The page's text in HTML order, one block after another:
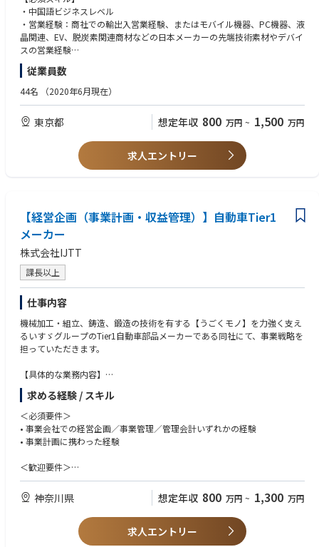
・中国語ビジネスレベル
・営業経験：商社での輸出入営業経験、またはモバイル機器、PC機器、液
晶関連、EV、脱炭素関連商材などの日本メーカーの先端技術素材やデバイ
スの営業経験
・マネジメント経験：部下の管理経験
【歓迎スキル】
・企画提案経験 ：新規ビジネスの企画、提案、実践経験
・多言語スキル ：英語、韓国語
従業員数
44名 （2020年6月現在）
東京都 想定年収 800 万円 ~ 1,500 万円
求人エントリー
【経営企画（事業計画・収益管理）】自動車Tier1
メーカー
株式会社IJTT
課長以上
仕事内容
機械加工・組立、鋳造、鍛造の技術を有する【うごくモノ】を力強く支え
るいすゞグループのTier1自動車部品メーカーである同社にて、事業戦略を
担っていただきます。
【具体的な業務内容】
事業計画の立案・管理、事業/製品の収益性評価、経営管理の高度化
・事業計画（年度計画）の策定・進捗管理
・製品別・事業別の収益性分析（原価・利益構造の把握）
・KPI設計とモニタリング
・投資案件の簡易評価（事業性評価、回収計算）
求める経験 / スキル
＜必須要件＞
• 事業会社での経営企画／事業管理／管理会計いずれかの経験
• 事業計画に携わった経験
＜歓迎要件＞
• Excel/PowerPointの実務スキル
• 数値分析力（PL/BS/CFの基礎理解）
• 製造業での原価管理・収益管理経験
• 投資評価（DCF、NPV等）の基礎知識
• 英語での資料作成経験（海外子会社管理がある場合）
神奈川県 想定年収 800 万円 ~ 1,300 万円
求人エントリー